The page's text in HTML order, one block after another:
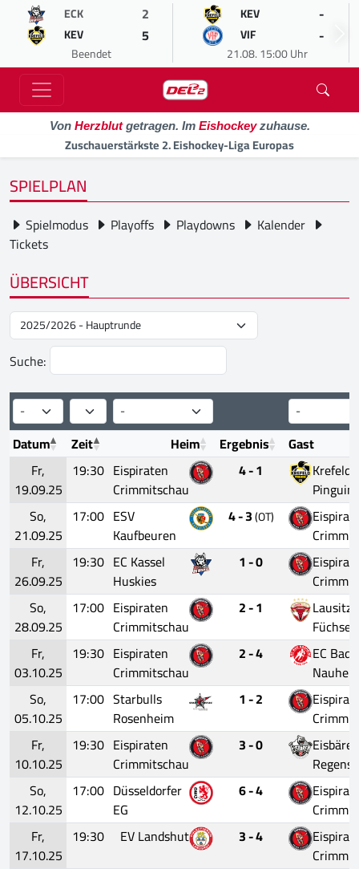
ECK 2
KEV 5
Beendet
KEV -
VIF -
21.08. 15:00 Uhr
Von Herzblutgetragen. Im Eishockeyzuhause.
Zuschauerstärkste 2. Eishockey-Liga Europas
SPIELPLAN
Spielmodus Playoffs Playdowns
Kalender
Tickets
ÜBERSICHT
Suche:
Datum Zeit Heim Ergebnis
Gast
Fr,
19.09.25
19:30 Eispiraten
Crimmitschau
4 - 1
Krefeld
So,
21.09.25
17:00 ESV
Kaufbeuren
4 - 3(OT)
Fr,
26.09.25
19:30 EC Kassel
Huskies
1 - 0
So,
28.09.25
17:00 Eispiraten
Crimmitschau
2 - 1
Füchse
Fr,
03.10.25
19:30 Eispiraten
Crimmitschau
2 - 4
EC Bad
So,
05.10.25
17:00 Starbulls
Rosenheim
1 - 2
Fr,
10.10.25
19:30 Eispiraten
Crimmitschau
3 - 0
Eisbären
So,
12.10.25
17:00 Düsseldorfer
EG
6 - 4
Fr,
17.10.25
19:30 EV Landshut 3 - 4